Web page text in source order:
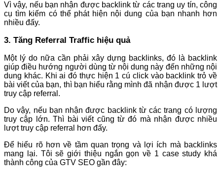
Vì vậy, nếu bạn nhận được backlink từ các trang uy tín, công
cụ tìm kiếm có thể phát hiện nội dung của bạn nhanh hơn
nhiều đấy.
3. Tăng Referral Traffic hiệu quả
Một lý do nữa cần phải xây dựng backlinks, đó là backlink
giúp điều hướng người dùng từ nội dung này đến những nội
dung khác. Khi ai đó thực hiện 1 cú click vào backlink trỏ về
bài viết của bạn, thì bạn hiểu rằng mình đã nhận được 1 lượt
truy cập referral.
Do vậy, nếu bạn nhận được backlink từ các trang có lượng
truy cập lớn. Thì bài viết cũng từ đó mà nhận được nhiều
lượt truy cập referral hơn đấy.
Để hiểu rõ hơn về tầm quan trọng và lợi ích mà backlinks
mang lại. Tôi sẽ giới thiệu ngắn gọn về 1 case study khá
thành công của GTV SEO gần đây: